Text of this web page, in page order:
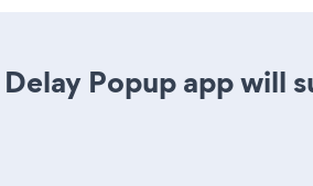
Popup app will